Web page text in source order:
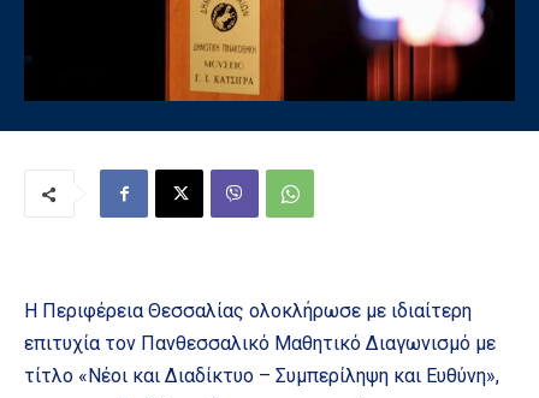
Η Περιφέρεια Θεσσαλίας ολοκλήρωσε με ιδιαίτερη
επιτυχία τον Πανθεσσαλικό Μαθητικό Διαγωνισμό με
τίτλο «Νέοι και Διαδίκτυο – Συμπερίληψη και Ευθύνη»,